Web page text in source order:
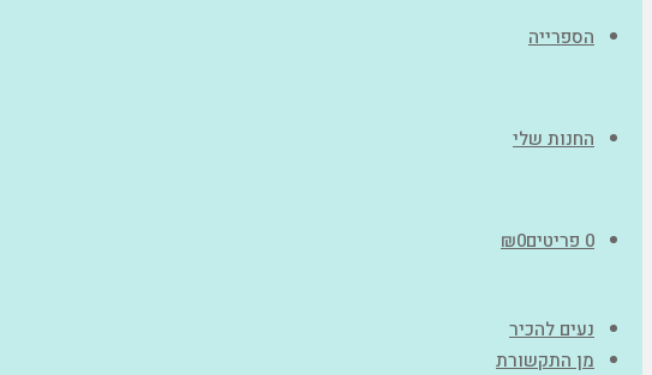
הספרייה
החנות שלי
0 פריטים ₪0
נעים להכיר
מן התקשורת